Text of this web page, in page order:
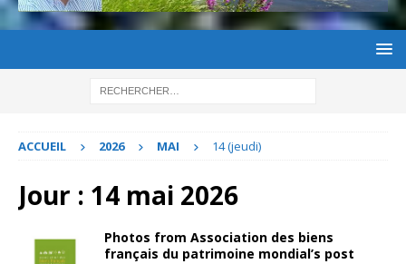
ACCUEIL 2026 MAI 14 (jeudi)
Jour : 14 mai 2026
Photos from Association des biens
français du patrimoine mondial’s post